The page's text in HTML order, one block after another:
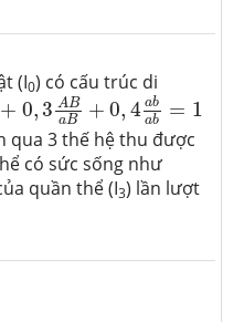
(I0) có cấu trúc di
+ 0,3 A B
aB + 0, 4 ab
ab = 1
aB+0,3ABaB+0,4 a
qua 3 thế hệ thu được
có sức sống như
quần thể (I3) lần lượt